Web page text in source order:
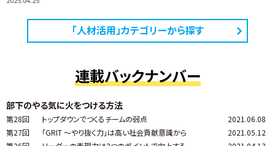
「人材活用」カテゴリーから探す
連載バックナンバー
部下のやる気に火をつける方法
第28回 トップダウンでつくるチームの弱点
2021.06.08
第27回
「GRIT ～やり抜く力」は高い社会貢献意識から
2021.05.12